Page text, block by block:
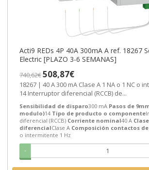
Acti9 REDs 4P 40A 300mA A ref. 18267
Electric [PLAZO 3-6 SEMANAS]
740,62€508,87€
18267 | 40 A 300 mA Clase A 1 NA o 1 NC o intermitente 1 Hz
14 Interruptor diferencial (RCCB) de...
Sensibilidad de disparo300 mA Pasos de
modulo)14 Tipo de producto o componente
diferencial (RCCB) Corriente nominal40 A
diferencialClase A Composición contactos
o intermitente 1 Hz
-